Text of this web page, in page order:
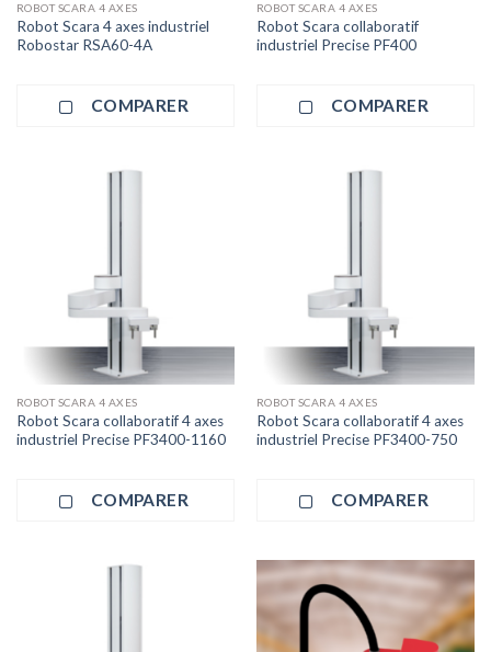
ROBOT SCARA 4 AXES
Robot Scara 4 axes industriel
Robostar RSA60-4A
COMPARER
ROBOT SCARA 4 AXES
Robot Scara collaboratif
industriel Precise PF400
COMPARER
ROBOT SCARA 4 AXES
Robot Scara collaboratif 4 axes
industriel Precise PF3400-1160
COMPARER
ROBOT SCARA 4 AXES
Robot Scara collaboratif 4 axes
industriel Precise PF3400-750
COMPARER